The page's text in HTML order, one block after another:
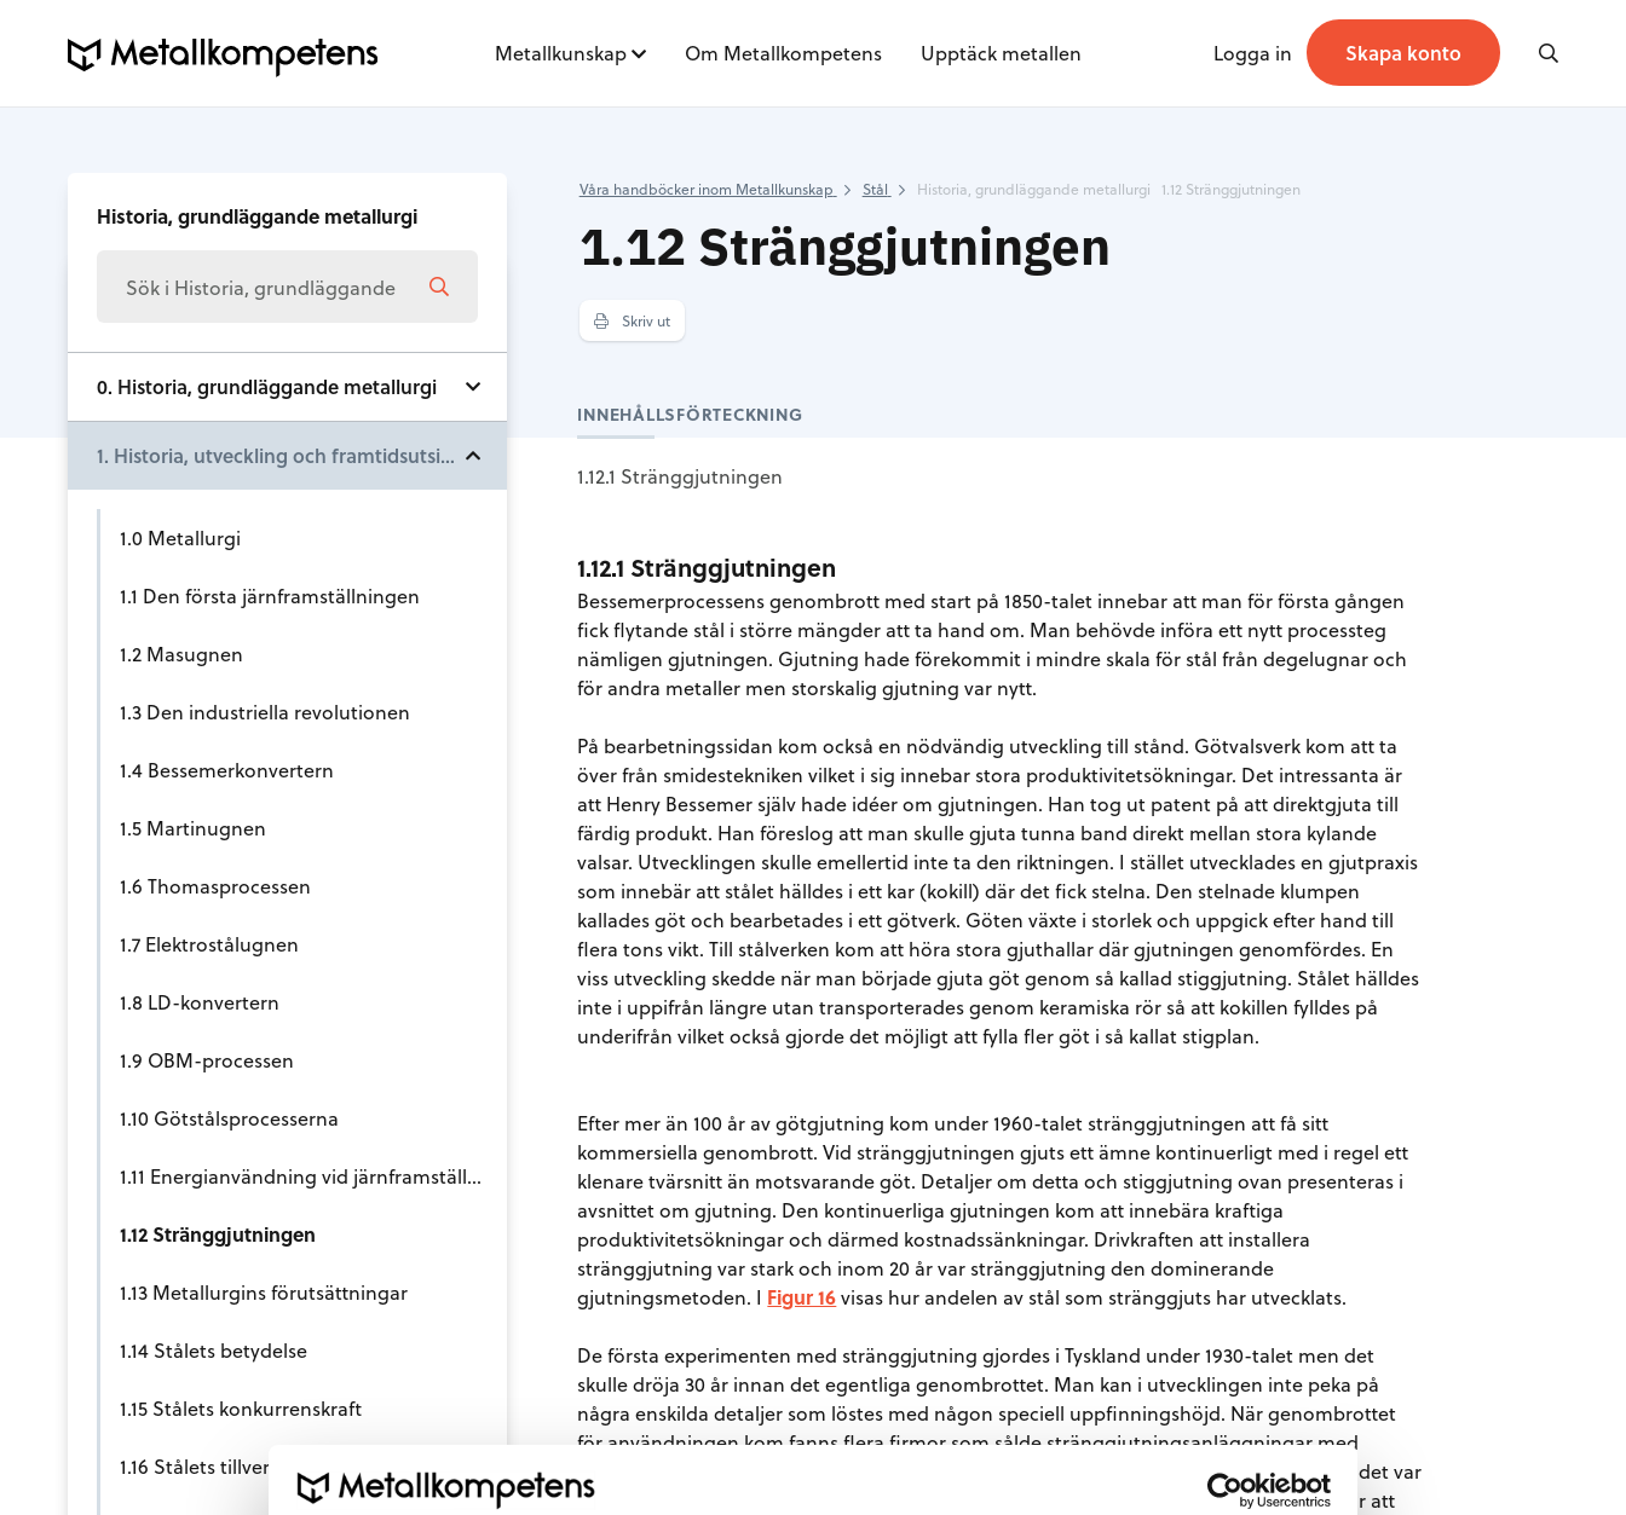
Metallkunskap Om Metallkompetens Upptäck metallen Logga in Skapa konto
Historia, grundläggande metallurgi
0. Historia, grundläggande metallurgi
1. Historia, utveckling och framtidsutsikter
1.0 Metallurgi
1.1 Den första järnframställningen
1.2 Masugnen
1.3 Den industriella revolutionen
1.4 Bessemerkonvertern
1.5 Martinugnen
1.6 Thomasprocessen
1.7 Elektrostålugnen
1.8 LD-konvertern
1.9 OBM-processen
1.10 Götstålsprocesserna
1.11 Energianvändning vid järnframställningen
1.12 Stränggjutningen
1.13 Metallurgins förutsättningar
1.14 Stålets betydelse
1.15 Stålets konkurrenskraft
1.16 Stålets tillverkningsvägar
Våra handböcker inom Metallkunskap Stål Historia, grundläggande metallurgi 1.12 Stränggjutningen
1.12 Stränggjutningen
Skriv ut
INNEHÅLLSFÖRTECKNING
1.12.1 Stränggjutningen
1.12.1 Stränggjutningen
Bessemerprocessens genombrott med start på 1850-talet innebar att man för första gången
fick flytande stål i större mängder att ta hand om. Man behövde införa ett nytt processteg
nämligen gjutningen. Gjutning hade förekommit i mindre skala för stål från degelugnar och
för andra metaller men storskalig gjutning var nytt.
På bearbetningssidan kom också en nödvändig utveckling till stånd. Götvalsverk kom att ta
över från smidestekniken vilket i sig innebar stora produktivitetsökningar. Det intressanta är
att Henry Bessemer själv hade idéer om gjutningen. Han tog ut patent på att direktgjuta till
färdig produkt. Han föreslog att man skulle gjuta tunna band direkt mellan stora kylande
valsar. Utvecklingen skulle emellertid inte ta den riktningen. I stället utvecklades en gjutpraxis
som innebär att stålet hälldes i ett kar (kokill) där det fick stelna. Den stelnade klumpen
kallades göt och bearbetades i ett götverk. Göten växte i storlek och uppgick efter hand till
flera tons vikt. Till stålverken kom att höra stora gjuthallar där gjutningen genomfördes. En
viss utveckling skedde när man började gjuta göt genom så kallad stiggjutning. Stålet hälldes
inte i uppifrån längre utan transporterades genom keramiska rör så att kokillen fylldes på
underifrån vilket också gjorde det möjligt att fylla fler göt i så kallat stigplan.
Efter mer än 100 år av götgjutning kom under 1960-talet stränggjutningen att få sitt
kommersiella genombrott. Vid stränggjutningen gjuts ett ämne kontinuerligt med i regel ett
klenare tvärsnitt än motsvarande göt. Detaljer om detta och stiggjutning ovan presenteras i
avsnittet om gjutning. Den kontinuerliga gjutningen kom att innebära kraftiga
produktivitetsökningar och därmed kostnadssänkningar. Drivkraften att installera
stränggjutning var stark och inom 20 år var stränggjutning den dominerande
gjutningsmetoden. I Figur 16visas hur andelen av stål som stränggjuts har utvecklats.
De första experimenten med stränggjutning gjordes i Tyskland under 1930-talet men det
skulle dröja 30 år innan det egentliga genombrottet. Man kan i utvecklingen inte peka på
några enskilda detaljer som löstes med någon speciell uppfinningshöjd. När genombrottet
för användningen kom fanns flera firmor som sålde stränggjutningsanläggningar med
likartad teknik. Skälet att utvecklingen tog så lång tid sammanhänger troligen med att det var
ett språng i teknikutvecklingen och att enskilda insatser inte blev tillräckligt kraftfulla för att